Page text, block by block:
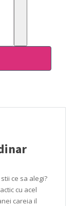
ce sa alegi?
cu acel
careia il